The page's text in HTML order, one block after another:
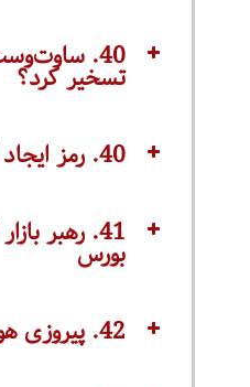
40.
تسخیر کرد؟
40. رمز ایجاد امپراتوری خانگی
41. رهبر
بورس
42. پیروزی هوندا با موتور گازی